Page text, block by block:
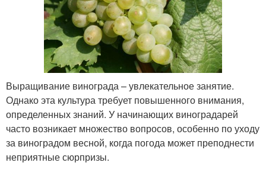
Выращивание винограда – увлекательное занятие.
Однако эта культура требует повышенного внимания,
определенных знаний. У начинающих виноградарей
часто возникает множество вопросов, особенно по уходу
за виноградом весной, когда погода может преподнести
неприятные сюрпризы.